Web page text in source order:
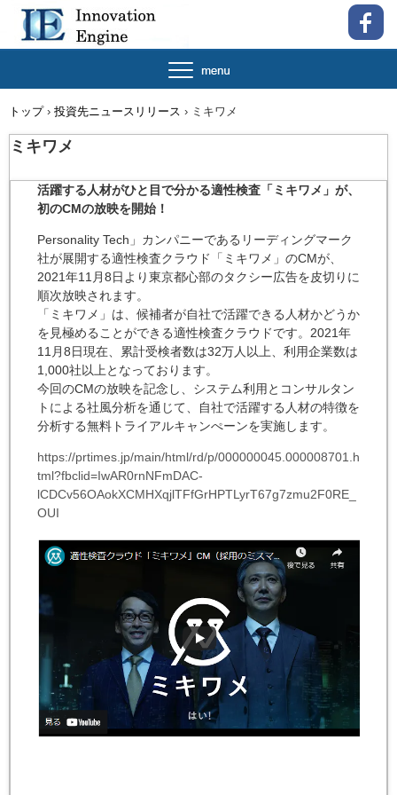
トップ › 投資先ニュースリリース › ミキワメ
ミキワメ
活躍する人材がひと目で分かる適性検査「ミキワメ」が、
初のCMの放映を開始！
Personality Tech」カンパニーであるリーディングマーク
社が展開する適性検査クラウド「ミキワメ」のCMが、
2021年11月8日より東京都心部のタクシー広告を皮切りに
順次放映されます。
「ミキワメ」は、候補者が自社で活躍できる人材かどうか
を見極めることができる適性検査クラウドです。2021年
11月8日現在、累計受検者数は32万人以上、利用企業数は
1,000社以上となっております。
今回のCMの放映を記念し、システム利用とコンサルタン
トによる社風分析を通じて、自社で活躍する人材の特徴を
分析する無料トライアルキャンぺーンを実施します。
https://prtimes.jp/main/html/rd/p/000000045.000008701.h
tml?fbclid=IwAR0rnNFmDAC-
lCDCv56OAokXCMHXqjlTFfGrHPTLyrT67g7zmu2F0RE_
OUI